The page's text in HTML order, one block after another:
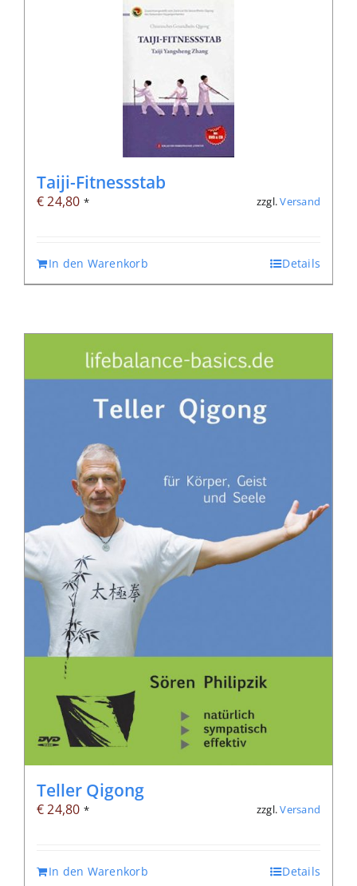
Taiji-Fitnessstab
€24,80 * zzgl.Versand
In den Warenkorb Details
Teller Qigong
€24,80 * zzgl.Versand
In den Warenkorb Details